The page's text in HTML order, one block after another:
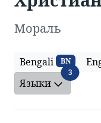
Мораль
Bengali BN
Языки
3Языки